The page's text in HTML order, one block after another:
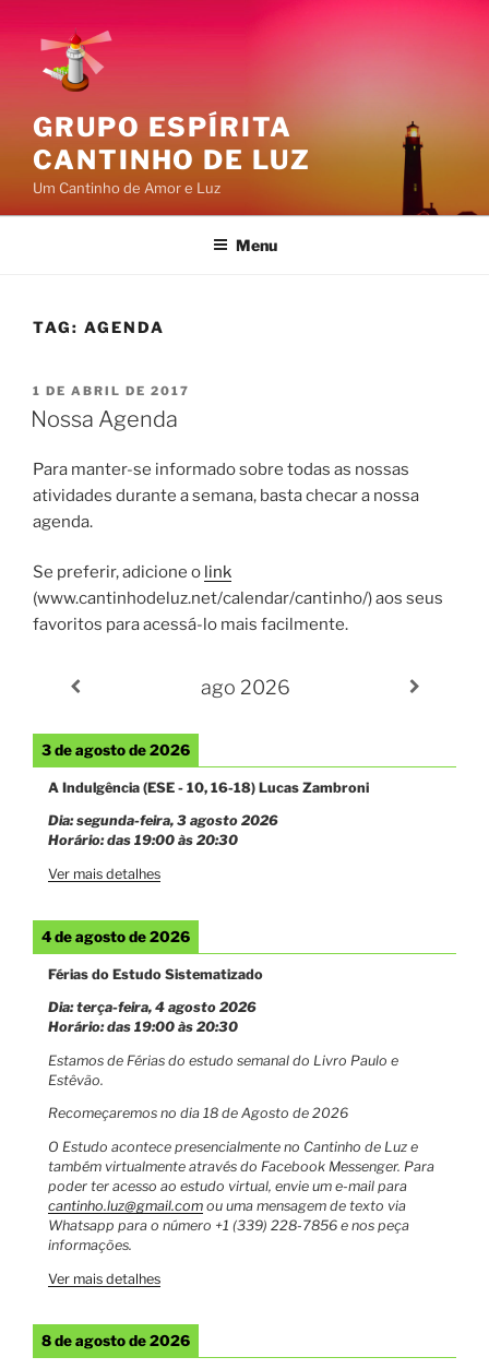
conteúdo
GRUPO ESPÍRITA
CANTINHO DE LUZ
Um Cantinho de Amor e Luz
Menu
TAG: AGENDA
PUBLICADO
EM
1 DE ABRIL DE 2017
Nossa Agenda
Para manter-se informado sobre todas as nossas
atividades durante a semana, basta checar a nossa
agenda.
Se preferir, adicione o link
(www.cantinhodeluz.net/calendar/cantinho/) aos seus
favoritos para acessá-lo mais facilmente.
ago 2026
3 de agosto de 2026
A Indulgência (ESE - 10, 16-18) Lucas Zambroni
Dia:segunda-feira, 3 agosto 2026
Horário: das 19:00 às 20:30
Ver mais detalhes
4 de agosto de 2026
Férias do Estudo Sistematizado
Dia:terça-feira, 4 agosto 2026
Horário: das 19:00 às 20:30
Estamos de Férias do estudo semanal do Livro Paulo e
Estêvão.
Recomeçaremos no dia 18 de Agosto de 2026
O Estudo acontece presencialmente no Cantinho de Luz e
também virtualmente através do Facebook Messenger. Para
poder ter acesso ao estudo virtual, envie um e-mail para
cantinho.luz@gmail.com ou uma mensagem de texto via
Whatsapp para o número +1 (339) 228-7856 e nos peça
informações.
Ver mais detalhes
8 de agosto de 2026